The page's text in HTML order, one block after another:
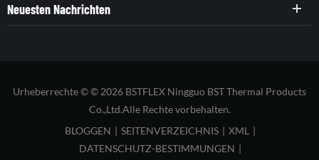
Neuesten Nachrichten
Urheberrechte © © 2026 BSTFLEX Ningguo BST Thermal Products
Co.,Ltd.Alle Rechte vorbehalten.
BLOGGEN | SEITENVERZEICHNIS | XML |
DATENSCHUTZ-BESTIMMUNGEN |